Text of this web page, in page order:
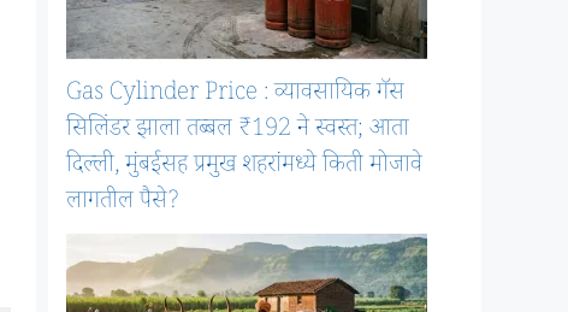
Gas Cylinder Price : व्यावसायिक गॅस
सिलिंडर झाला तब्बल ₹192 ने स्वस्त; आता
दिल्ली, मुंबईसह प्रमुख शहरांमध्ये किती मोजावे
लागतील पैसे?